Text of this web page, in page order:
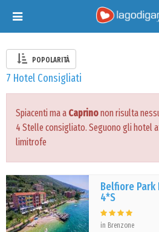
Toggle
navigation
POPOLARITÀ
7 Hotel Consigliati
Spiacenti ma a Caprinonon risulta
4 Stelle consigliato. Seguono gli hotel
limitrofe
Belfiore
4*S
in Brenzone